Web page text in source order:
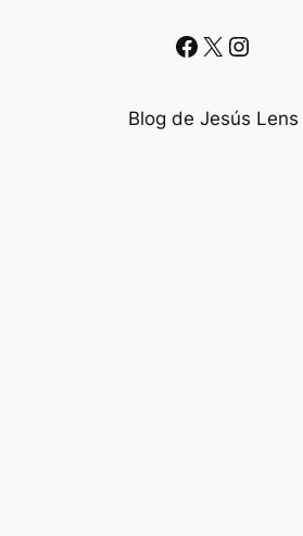
Facebook X Instagram
Blog de Jesús Lens